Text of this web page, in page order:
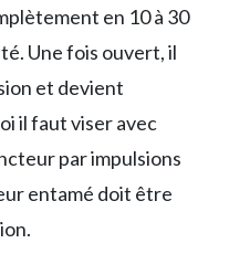
en 10 à 30
Une fois ouvert, il
et devient
il faut viser avec
par impulsions
entamé doit être